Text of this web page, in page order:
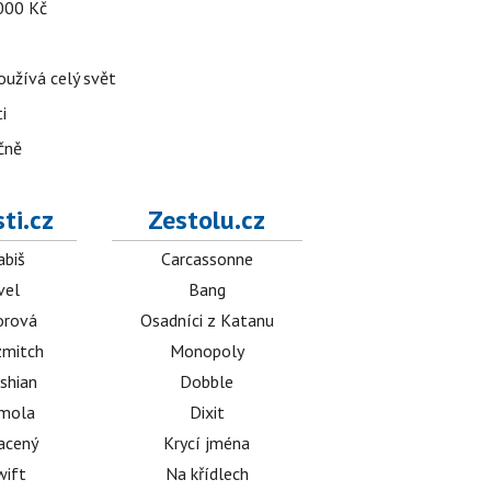
Kč
celý svět
Zestolu.cz
Carcassonne
Bang
Osadníci z Katanu
Monopoly
Dobble
Dixit
Krycí jména
Na křídlech